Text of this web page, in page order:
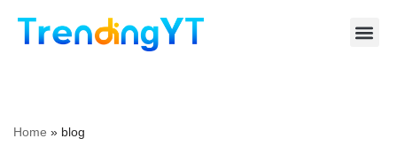
Lompat
Home » blog